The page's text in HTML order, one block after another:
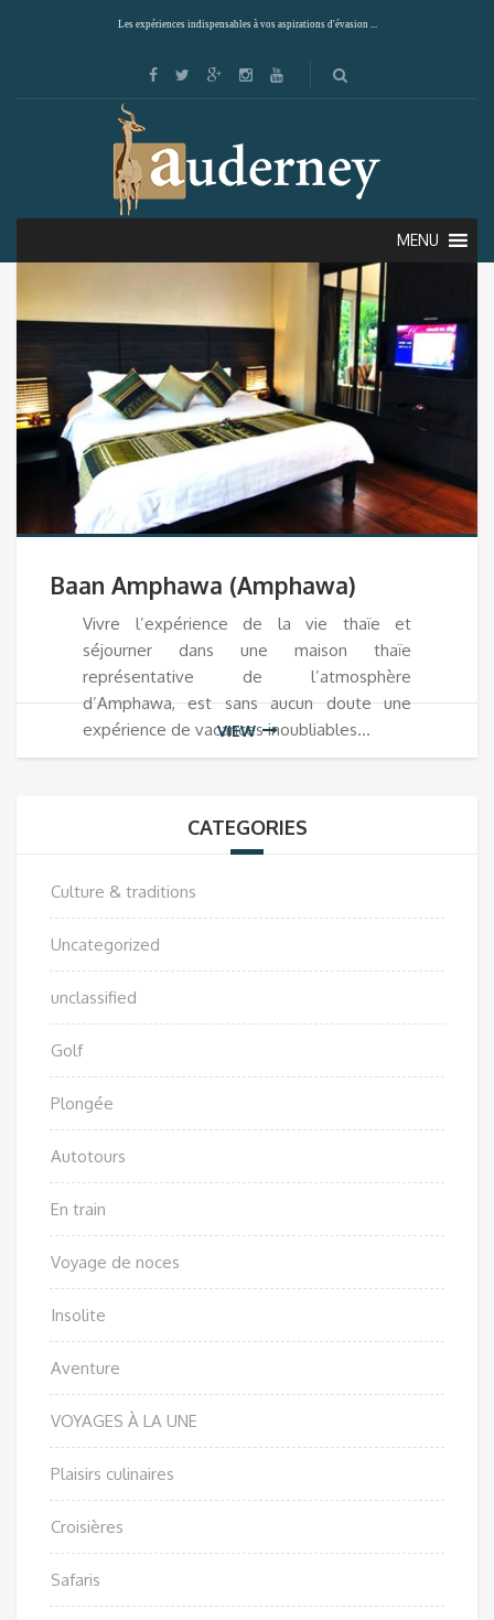
Les expériences indispensables à vos aspirations d'évasion ...
MENU
Showing the single result
Default sorting
Baan Amphawa (Amphawa)
Vivre l’expérience de la vie thaïe et
séjourner dans une maison thaïe
représentative de l’atmosphère
d’Amphawa, est sans aucun doute une
expérience de vacances inoubliables…
VIEW
CATEGORIES
Culture & traditions
Uncategorized
unclassified
Golf
Plongée
Autotours
En train
Voyage de noces
Insolite
Aventure
VOYAGES À LA UNE
Plaisirs culinaires
Croisières
Safaris